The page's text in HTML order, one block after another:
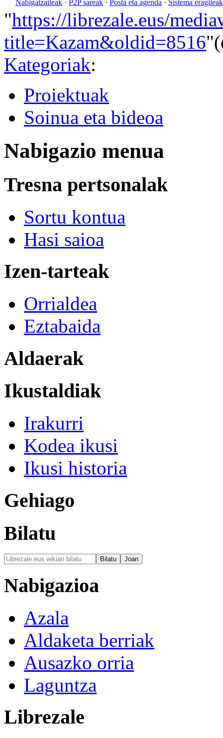
Nabigatzaileak · P2P sareak · Posta eta agenda · Sistema eragileak
"https://librezale.eus/
title=Kazam&oldid=8516
Kategoriak:
Proiektuak
Soinua eta bideoa
Nabigazio menua
Tresna pertsonalak
Sortu kontua
Hasi saioa
Izen-tarteak
Orrialdea
Eztabaida
Aldaerak
Ikustaldiak
Irakurri
Kodea ikusi
Ikusi historia
Gehiago
Bilatu
Nabigazioa
Azala
Aldaketa berriak
Ausazko orria
Laguntza
Librezale